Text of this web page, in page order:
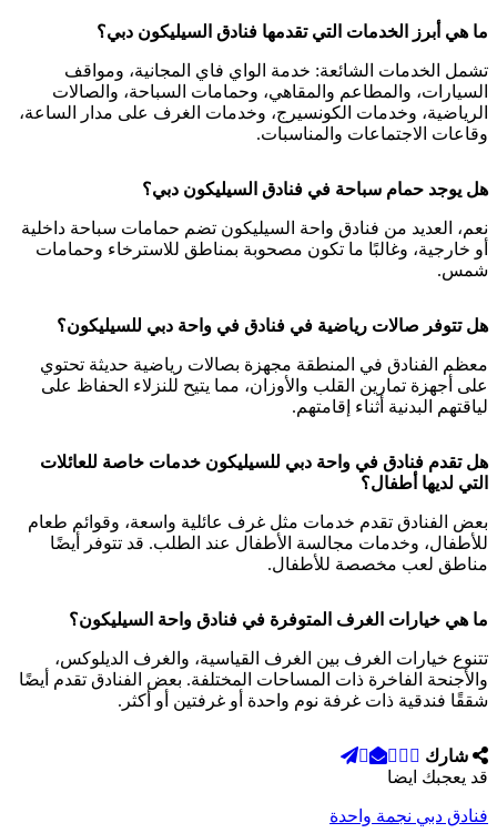
ما هي أبرز الخدمات التي تقدمها فنادق السيليكون دبي؟
تشمل الخدمات الشائعة: خدمة الواي فاي المجانية، ومواقف
السيارات، والمطاعم والمقاهي، وحمامات السباحة، والصالات
الرياضية، وخدمات الكونسيرج، وخدمات الغرف على مدار الساعة،
وقاعات الاجتماعات والمناسبات.
هل يوجد حمام سباحة في فنادق السيليكون دبي؟
نعم، العديد من فنادق واحة السيليكون تضم حمامات سباحة داخلية
أو خارجية، وغالبًا ما تكون مصحوبة بمناطق للاسترخاء وحمامات
شمس.
هل تتوفر صالات رياضية في فنادق في واحة دبي للسيليكون؟
معظم الفنادق في المنطقة مجهزة بصالات رياضية حديثة تحتوي
على أجهزة تمارين القلب والأوزان، مما يتيح للنزلاء الحفاظ على
لياقتهم البدنية أثناء إقامتهم.
هل تقدم فنادق في واحة دبي للسيليكون خدمات خاصة للعائلات
التي لديها أطفال؟
بعض الفنادق تقدم خدمات مثل غرف عائلية واسعة، وقوائم طعام
للأطفال، وخدمات مجالسة الأطفال عند الطلب. قد تتوفر أيضًا
مناطق لعب مخصصة للأطفال.
ما هي خيارات الغرف المتوفرة في فنادق واحة السيليكون؟
تتنوع خيارات الغرف بين الغرف القياسية، والغرف الديلوكس،
والأجنحة الفاخرة ذات المساحات المختلفة. بعض الفنادق تقدم أيضًا
شققًا فندقية ذات غرفة نوم واحدة أو غرفتين أو أكثر.
شارك
قد يعجبك ايضا
فنادق دبي نجمة واحدة